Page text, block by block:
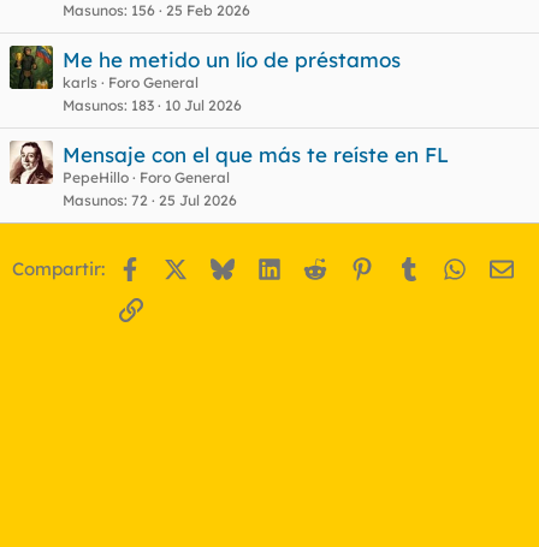
Masunos 156 25 Feb 2026
Me he metido un lío de préstamos
karls
Foro General
Masunos 183 10 Jul 2026
Mensaje con el que más te reíste en FL
PepeHillo
Foro General
Masunos 72 25 Jul 2026
Compartir: Facebook BlueskyLinkedIn
Reddit Pinterest
Tumblr
Enlace